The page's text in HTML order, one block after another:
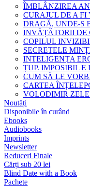
ÎMBLÂNZIREA
CURAJUL DE A
DRAGĂ, UNDE-S
INVĂȚĂTORII DE
COPILUL
SECRETELE
INTELIGENȚA
ȚUP. IMPOSIBIL
CUM SĂ LE
CARTEA
VOLODIMIR
Noutăți
Disponibile în curând
Ebooks
Audiobooks
Imprints
Newsletter
Reduceri Finale
Cărți sub 20 lei
Blind Date with a Book
Pachete